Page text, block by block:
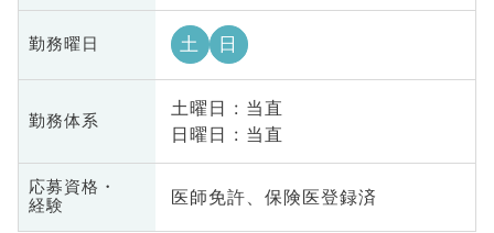
勤務曜日 土 日
勤務体系
土曜日 : 当直
日曜日 : 当直
応募資格・
経験
医師免許、保険医登録済